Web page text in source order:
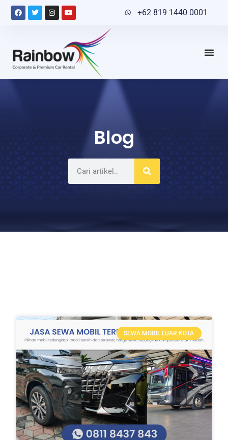
+62 819 1440 0001
Blog
SEWA MOBIL LUAR KOTA